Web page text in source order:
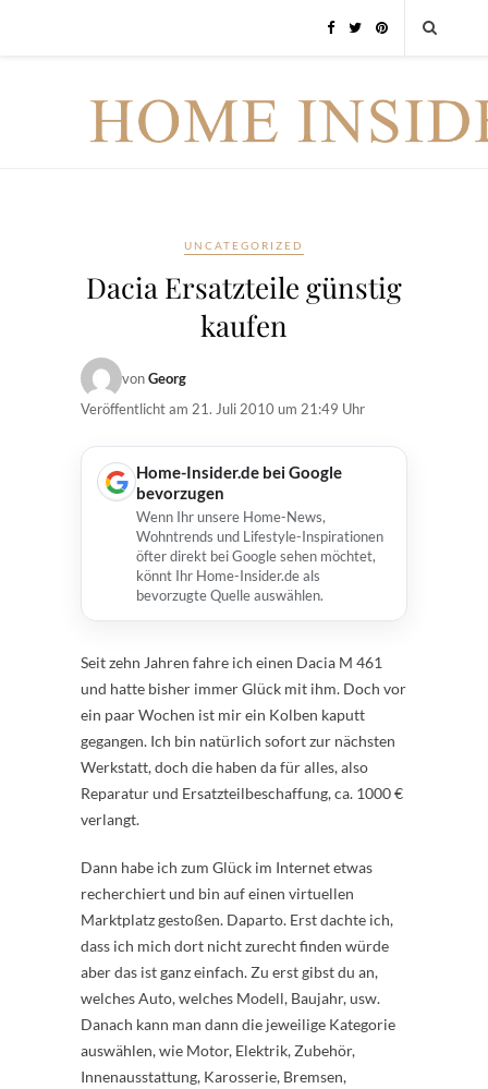
UNCATEGORIZED
Dacia Ersatzteile günstig
kaufen
vonGeorg
Veröffentlicht am 21. Juli 2010 um 21:49 Uhr
Home-Insider.de bei Google
bevorzugen
Wenn Ihr unsere Home-News,
Wohntrends und Lifestyle-Inspirationen
öfter direkt bei Google sehen möchtet,
könnt Ihr Home-Insider.de als
bevorzugte Quelle auswählen.
Seit zehn Jahren fahre ich einen Dacia M 461
und hatte bisher immer Glück mit ihm. Doch vor
ein paar Wochen ist mir ein Kolben kaputt
gegangen. Ich bin natürlich sofort zur nächsten
Werkstatt, doch die haben da für alles, also
Reparatur und Ersatzteilbeschaffung, ca. 1000 €
verlangt.
Dann habe ich zum Glück im Internet etwas
recherchiert und bin auf einen virtuellen
Marktplatz gestoßen. Daparto. Erst dachte ich,
dass ich mich dort nicht zurecht finden würde
aber das ist ganz einfach. Zu erst gibst du an,
welches Auto, welches Modell, Baujahr, usw.
Danach kann man dann die jeweilige Kategorie
auswählen, wie Motor, Elektrik, Zubehör,
Innenausstattung, Karosserie, Bremsen,